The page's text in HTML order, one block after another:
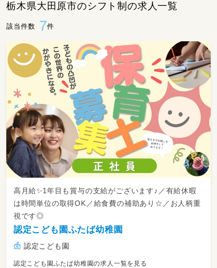
栃木県大田原市のシフト制の求人一覧
該当件数 7件
高月給✨1年目も賞与の支給がございます♪／有給休暇
は時間単位の取得OK／給食費の補助あり☆／お人柄重
視です◎
認定こども園ふたば幼稚園
認定こども園
認定こども園ふたば幼稚園の求人一覧を見る